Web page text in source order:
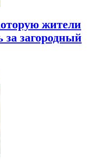
жители
загородный